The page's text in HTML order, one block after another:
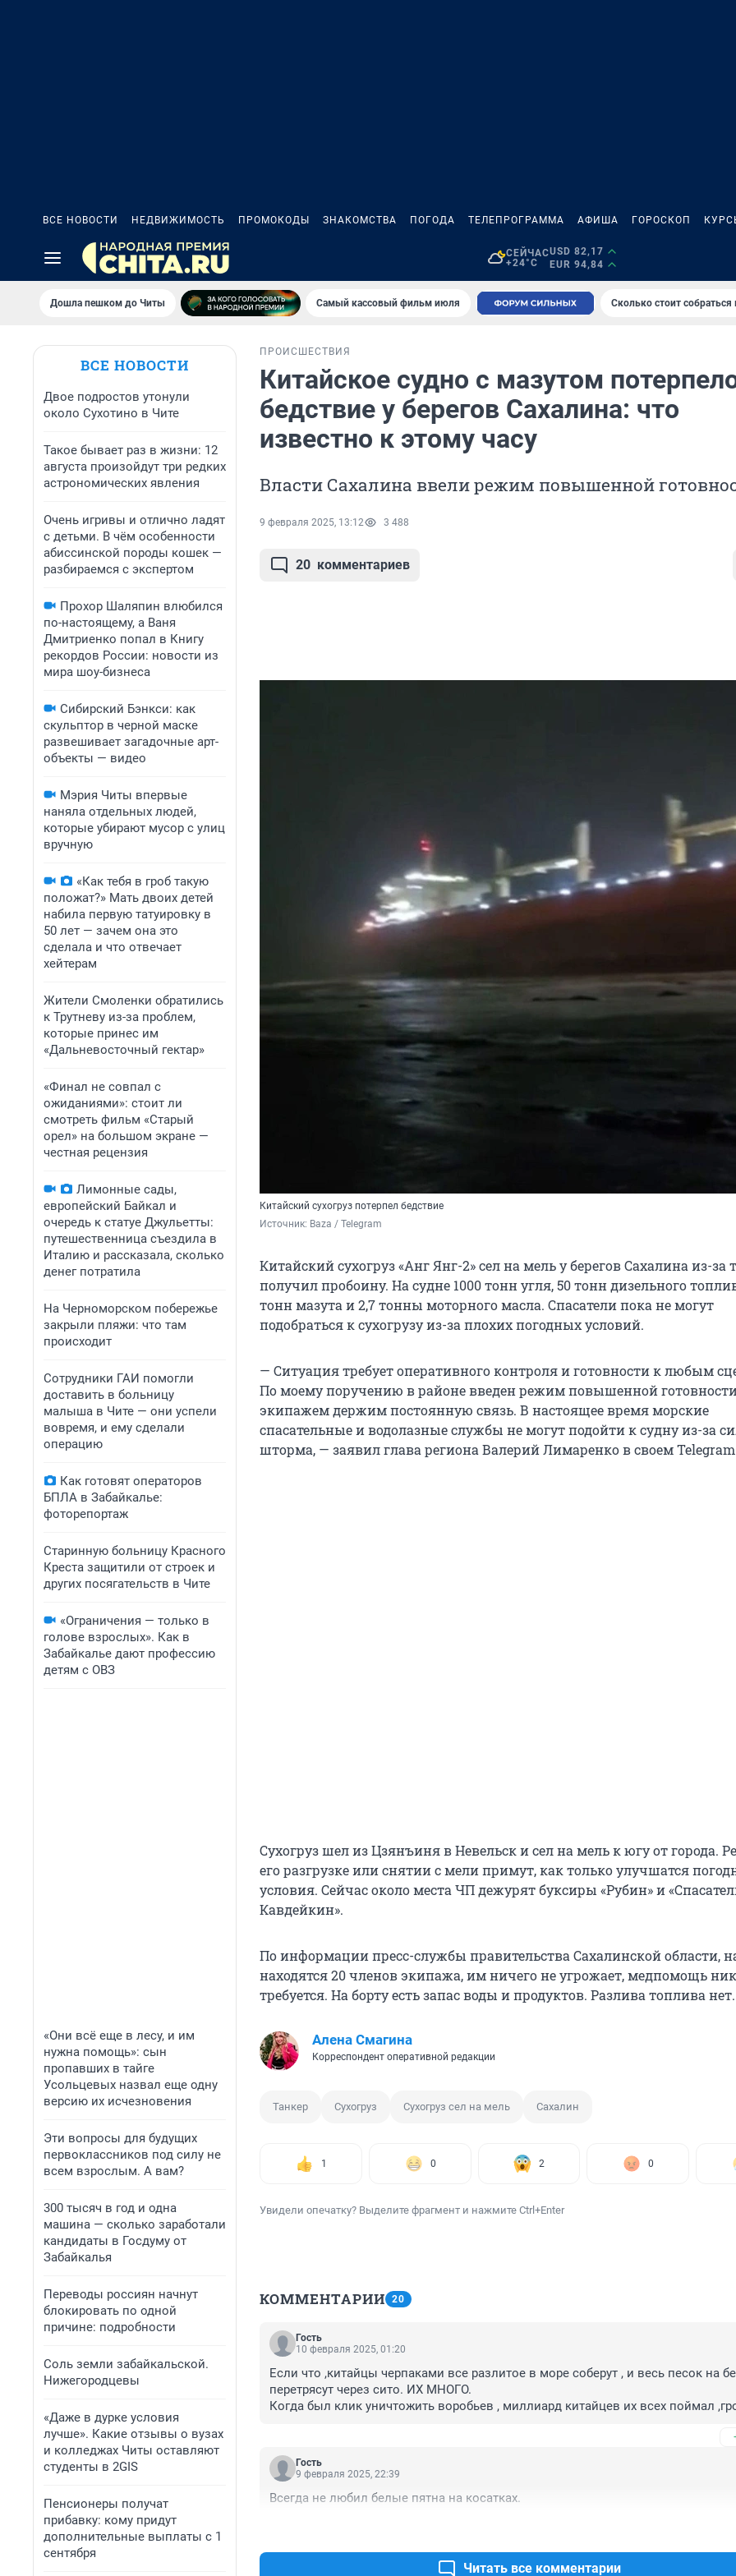
ВСЕ НОВОСТИ НЕДВИЖИМОСТЬ ПРОМОКОДЫ ЗНАКОМСТВА ПОГОДА ТЕЛЕПРОГРАММА АФИША ГОРОСКОП
СЕЙЧАС
+24°C
USD 82,17
EUR 94,84
Дошла пешком до Читы Самый кассовый фильм июля Сколько стоит
ВСЕ НОВОСТИ
Двое подростов утонули
около Сухотино в Чите
Такое бывает раз в жизни: 12
августа произойдут три редких
астрономических явления
Очень игривы и отлично ладят
с детьми. В чём особенности
абиссинской породы кошек —
разбираемся с экспертом
Прохор Шаляпин влюбился
по-настоящему, а Ваня
Дмитриенко попал в Книгу
рекордов России: новости из
мира шоу-бизнеса
Сибирский Бэнкси: как
скульптор в черной маске
развешивает загадочные арт-
объекты — видео
Мэрия Читы впервые
наняла отдельных людей,
которые убирают мусор с улиц
вручную
«Как тебя в гроб такую
положат?» Мать двоих детей
набила первую татуировку в
50 лет — зачем она это
сделала и что отвечает
хейтерам
Жители Смоленки обратились
к Трутневу из-за проблем,
которые принес им
«Дальневосточный гектар»
«Финал не совпал с
ожиданиями»: стоит ли
смотреть фильм «Старый
орел» на большом экране —
честная рецензия
Лимонные сады,
европейский Байкал и
очередь к статуе Джульетты:
путешественница съездила в
Италию и рассказала, сколько
денег потратила
На Черноморском побережье
закрыли пляжи: что там
происходит
Сотрудники ГАИ помогли
доставить в больницу
малыша в Чите — они успели
вовремя, и ему сделали
операцию
Как готовят операторов
БПЛА в Забайкалье:
фоторепортаж
Старинную больницу Красного
Креста защитили от строек и
других посягательств в Чите
«Ограничения — только в
голове взрослых». Как в
Забайкалье дают профессию
детям с ОВЗ
«Они всё еще в лесу, и им
нужна помощь»: сын
пропавших в тайге
Усольцевых назвал еще одну
версию их исчезновения
Эти вопросы для будущих
первоклассников под силу не
всем взрослым. А вам?
300 тысяч в год и одна
машина — сколько заработали
кандидаты в Госдуму от
Забайкалья
Переводы россиян начнут
блокировать по одной
причине: подробности
Соль земли забайкальской.
Нижегородцевы
«Даже в дурке условия
лучше». Какие отзывы о вузах
и колледжах Читы оставляют
студенты в 2GIS
Пенсионеры получат
прибавку: кому придут
дополнительные выплаты с 1
сентября
ПРОИСШЕСТВИЯ
Китайское судно с мазутом
бедствие у берегов Сахалина: что
известно к этому часу
Власти Сахалина ввели режим повышенной
9 февраля 2025, 13:12 3 488
20 комментариев
Китайский сухогруз потерпел бедствие
Источник: Baza / Telegram
Китайский сухогруз «Анг Янг-2» сел на мель у берегов Сахалина из-за
получил пробоину. На судне 1000 тонн угля, 50 тонн дизельного
тонн мазута и 2,7 тонны моторного масла. Спасатели пока не могут
подобраться к сухогрузу из-за плохих погодных условий.
— Ситуация требует оперативного контроля и готовности к любым
По моему поручению в районе введен режим повышенной
экипажем держим постоянную связь. В настоящее время морские
спасательные и водолазные службы не могут подойти к судну из-за
шторма, — заявил глава региона Валерий Лимаренко в своем
Сухогруз шел из Цзянъиня в Невельск и сел на мель к югу от города.
его разгрузке или снятии с мели примут, как только улучшатся
условия. Сейчас около места ЧП дежурят буксиры «Рубин» и
Кавдейкин».
По информации пресс-службы правительства Сахалинской области,
находятся 20 членов экипажа, им ничего не угрожает, медпомощь
требуется. На борту есть запас воды и продуктов. Разлива топлива нет.
Алена Смагина
Корреспондент оперативной редакции
Танкер Сухогруз Сухогруз сел на мель Сахалин
1 0 2 0
Увидели опечатку? Выделите фрагмент и нажмите Ctrl+Enter
КОММЕНТАРИИ 20
Гость
10 февраля 2025, 01:20
Если что ,китайцы черпаками все разлитое в море соберут , и весь песок на
перетрясут через сито. ИХ МНОГО.
Когда был клик уничтожить воробьев , миллиард китайцев их всех поймал
Гость
9 февраля 2025, 22:39
Всегда не любил белые пятна на косатках.
Читать все комментарии